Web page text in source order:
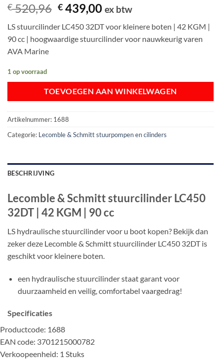
€520,96 Oorspronkelijke
was:
€ 520,96.
€ 439,00Huidige
is:
€ 439,00.
ex btw
LS stuurcilinder LC450 32DT voor kleinere boten | 42 KGM |
90 cc | hoogwaardige stuurcilinder voor nauwkeurig varen
AVA Marine
1 op voorraad
TOEVOEGEN AAN WINKELWAGEN
Artikelnummer: 1688
Categorie: Lecomble & Schmitt stuurpompen en cilinders
BESCHRIJVING
Lecomble & Schmitt stuurcilinder LC450
32DT | 42 KGM | 90 cc
LS hydraulische stuurcilinder voor u boot kopen? Bekijk dan
zeker deze Lecomble & Schmitt stuurcilinder LC450 32DT is
geschikt voor kleinere boten.
een hydraulische stuurcilinder staat garant voor
duurzaamheid en veilig, comfortabel vaargedrag!
Specificaties
Productcode: 1688
EAN code: 3701215000782
Verkoopeenheid: 1 Stuks